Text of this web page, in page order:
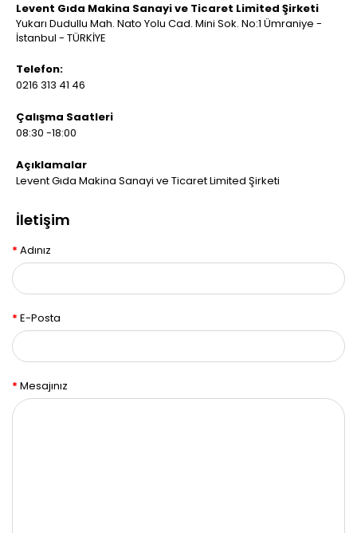
Levent Gıda Makina Sanayi ve Ticaret Limited Şirketi
Yukarı Dudullu Mah. Nato Yolu Cad. Mini Sok. No:1 Ümraniye -
İstanbul - TÜRKİYE
Telefon:
0216 313 41 46
Çalışma Saatleri
08:30 -18:00
Açıklamalar
Levent Gıda Makina Sanayi ve Ticaret Limited Şirketi
İletişim
Adınız
E-Posta
Mesajınız